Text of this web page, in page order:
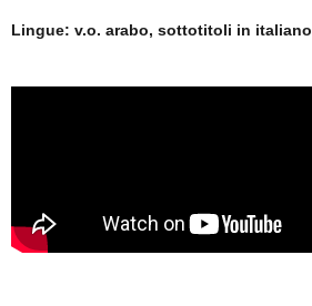
Lingue: v.o. arabo, sottotitoli in italiano